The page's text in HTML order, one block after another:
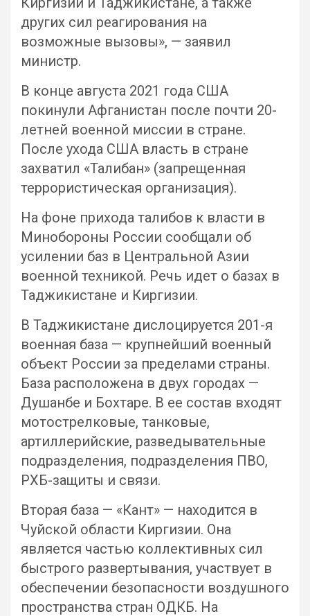
других сил реагирования на
возможные вызовы», — заявил
министр.
В конце августа 2021 года США
покинули Афганистан после почти 20-
летней военной миссии в стране.
После ухода США власть в стране
захватил «Талибан» (запрещенная
террористическая организация).
На фоне прихода талибов к власти в
Минобороны России сообщали об
усилении баз в Центральной Азии
военной техникой. Речь идет о базах в
Таджикистане и Киргизии.
В Таджикистане дислоцируется 201-я
военная база — крупнейший военный
объект России за пределами страны.
База расположена в двух городах —
Душанбе и Бохтаре. В ее состав входят
мотострелковые, танковые,
артиллерийские, разведывательные
подразделения, подразделения ПВО,
РХБ-защиты и связи.
Вторая база — «Кант» — находится в
Чуйской области Киргизии. Она
является частью коллективных сил
быстрого развертывания, участвует в
обеспечении безопасности воздушного
пространства стран ОДКБ. На